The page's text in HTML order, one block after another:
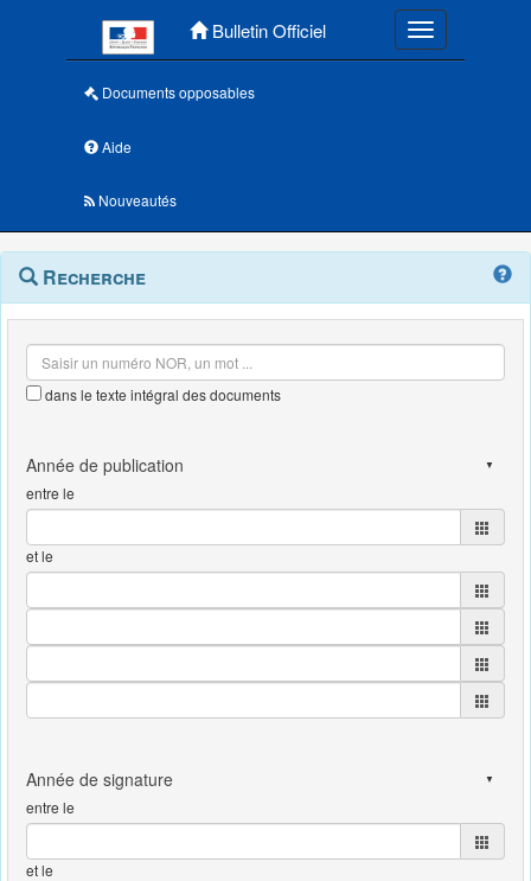
Bulletin Officiel Toggle
Documents opposables
Aide
Nouveautés
Navigation
outils
Menu
contextuel
Recherche
dans le texte intégral des documents
entre le
et le
entre le
et le